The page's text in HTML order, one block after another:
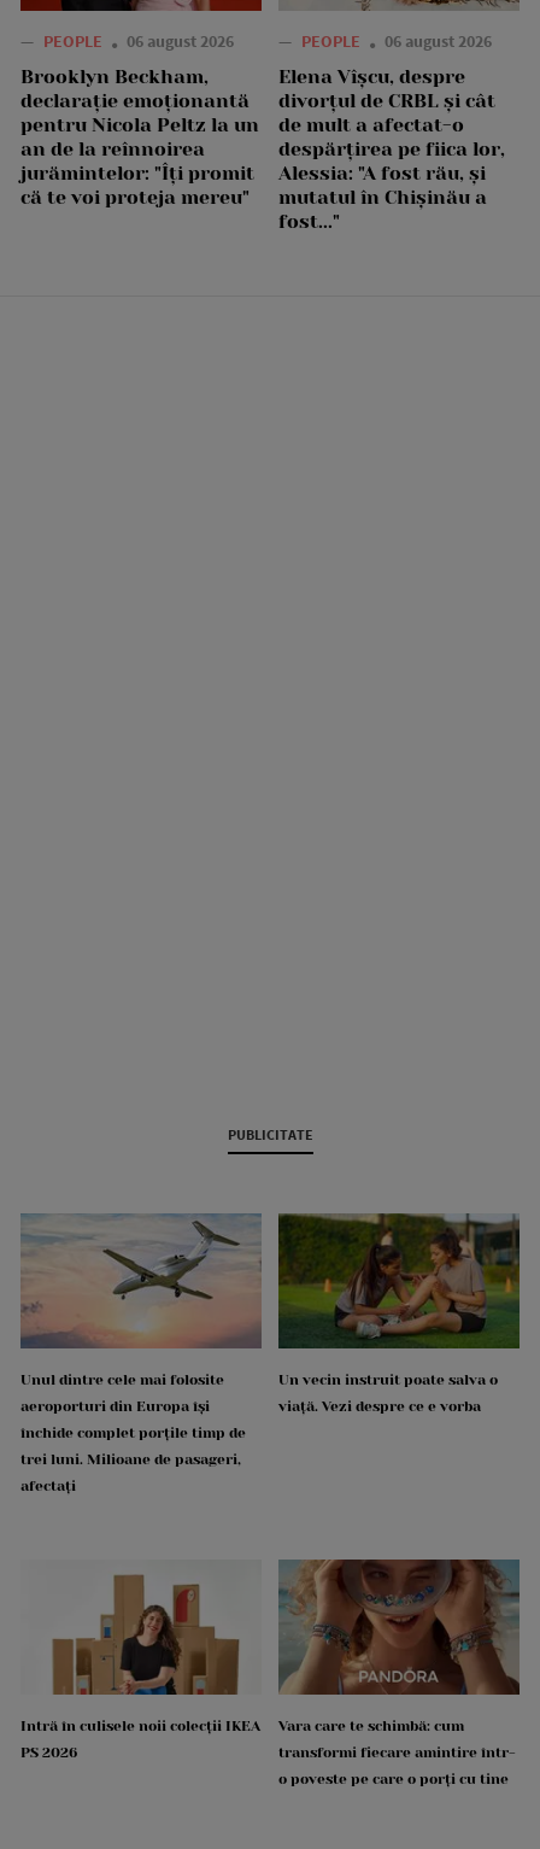
— PEOPLE 06 august 2026
Brooklyn Beckham,
declarație emoționantă
pentru Nicola Peltz la un
an de la reînnoirea
jurămintelor: "Îți promit
că te voi proteja mereu"
— PEOPLE 06 august 2026
Elena Vîșcu, despre
divorțul de CRBL și cât
de mult a afectat-o
despărțirea pe fiica lor,
Alessia: "A fost rău, și
mutatul în Chișinău a
fost..."
PUBLICITATE
Unul dintre cele mai folosite
aeroporturi din Europa își
închide complet porțile timp de
trei luni. Milioane de pasageri,
afectați
Un vecin instruit poate salva o
viață. Vezi despre ce e vorba
Intră în culisele noii colecții IKEA
PS 2026
Vara care te schimbă: cum
transformi fiecare amintire într-
o poveste pe care o porți cu tine